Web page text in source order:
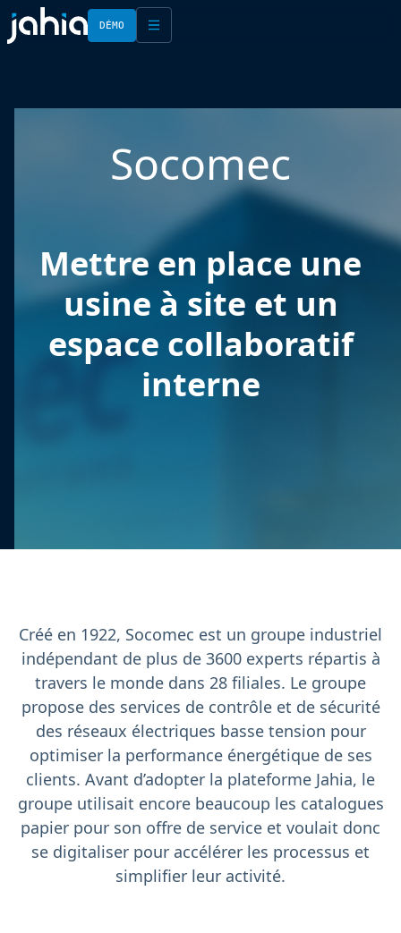
DÉMO
Socomec
Mettre en place une
usine à site et un
espace collaboratif
interne
Créé en 1922, Socomec est un groupe industriel
indépendant de plus de 3600 experts répartis à
travers le monde dans 28 filiales. Le groupe
propose des services de contrôle et de sécurité
des réseaux électriques basse tension pour
optimiser la performance énergétique de ses
clients. Avant d’adopter la plateforme Jahia, le
groupe utilisait encore beaucoup les catalogues
papier pour son offre de service et voulait donc
se digitaliser pour accélérer les processus et
simplifier leur activité.